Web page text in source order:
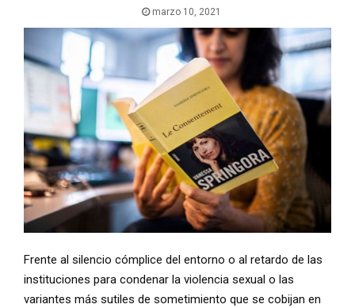
marzo 10, 2021
Frente al silencio cómplice del entorno o al retardo de las
instituciones para condenar la violencia sexual o las
variantes más sutiles de sometimiento que se cobijan en